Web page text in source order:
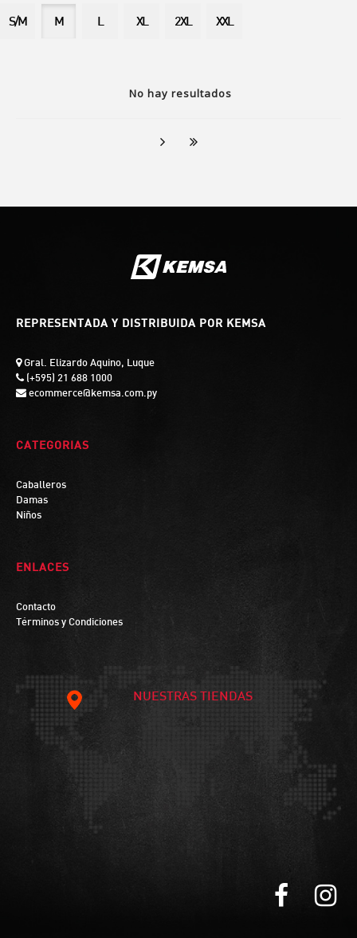
No hay resultados
S/M M L XL 2XL XXL
REPRESENTADA Y DISTRIBUIDA POR KEMSA
Gral. Elizardo Aquino, Luque
(+595) 21 688 1000
ecommerce@kemsa.com.py
CATEGORIAS
Caballeros
Damas
Niños
ENLACES
Contacto
Términos y Condiciones
NUESTRAS TIENDAS